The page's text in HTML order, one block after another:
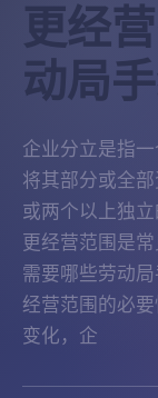
更经
动局手
企业分立是指
将其部分或全
或两个以上独
更经营范围是
需要哪些劳动
经营范围的必
变化，企